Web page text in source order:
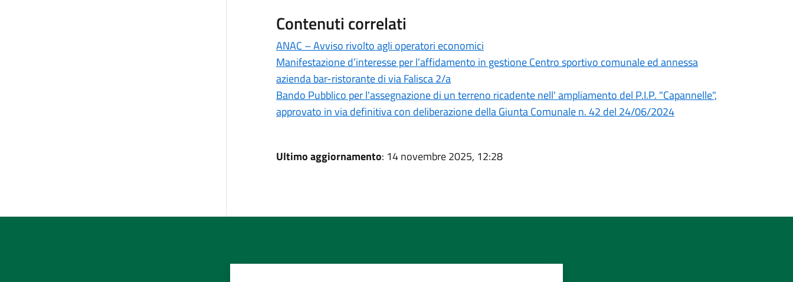
Contenuti correlati
ANAC – Avviso rivolto agli operatori economici
Manifestazione d’interesse per l’affidamento in gestione Centro sportivo comunale ed annessa
azienda bar-ristorante di via Falisca 2/a
Bando Pubblico per l'assegnazione di un terreno ricadente nell' ampliamento del P.I.P. "Capannelle",
approvato in via definitiva con deliberazione della Giunta Comunale n. 42 del 24/06/2024
Ultimo aggiornamento: 14 novembre 2025, 12:28